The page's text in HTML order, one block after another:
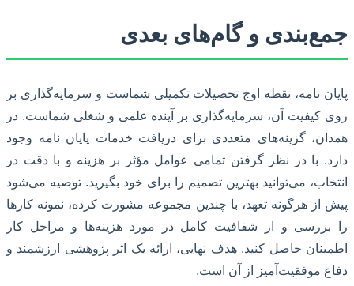
جمع‌بندی و گام‌های بعدی
پایان نامه، نقطه اوج تحصیلات تکمیلی شماست و سرمایه‌گذاری بر
روی کیفیت آن، سرمایه‌گذاری بر آینده علمی و شغلی شماست. در
همدان، گزینه‌های متعددی برای دریافت خدمات پایان نامه وجود
دارد. با در نظر گرفتن تمامی عوامل مؤثر بر هزینه و با دقت در
انتخاب، می‌توانید بهترین تصمیم را برای خود بگیرید. توصیه می‌شود
پیش از هرگونه تعهد، با چندین مجموعه مشورت کرده، نمونه کارها
را بررسی و از شفافیت کامل در مورد هزینه‌ها و مراحل کار
اطمینان حاصل کنید. هدف نهایی، ارائه یک اثر پژوهشی ارزشمند و
دفاع موفقیت‌آمیز از آن است.